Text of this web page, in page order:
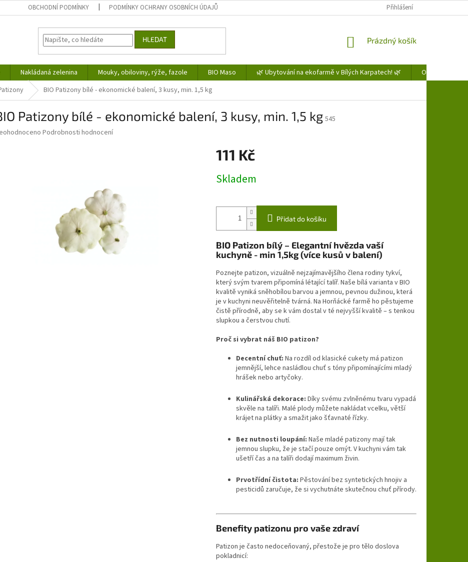
OBCHODNÍ PODMÍNKY PODMÍNKY OCHRANY OSOBNÍCH ÚDAJŮ Přihlášení
HLEDAT
NÁKUPNÍ
Prázdný košík
Nakládaná zelenina Mouky, obiloviny, rýže, fazole BIO Maso 🌿 Ubytování na ekofarmě v Bílých Karpatech! 🌿
Obchodní
BIO Patizony bílé - ekonomické balení, 3 kusy, min. 1,5 kg
Patizony bílé - ekonomické balení, 3 kusy, min. 1,5 kg 545
Podrobnosti hodnocení
111 Kč
cena:
Skladem
Přidat do košíku
BIO Patizon bílý – Elegantní hvězda vaší
kuchyně - min 1,5kg (více kusů v balení)
Poznejte patizon, vizuálně nejzajímavějšího člena rodiny tykví,
který svým tvarem připomíná létající talíř. Naše bílá varianta v BIO
kvalitě vyniká sněhobílou barvou a jemnou, pevnou dužinou, která
je v kuchyni neuvěřitelně tvárná. Na Horňácké farmě ho pěstujeme
čistě přírodně, aby se k vám dostal v té nejvyšší kvalitě – s tenkou
slupkou a čerstvou chutí.
Proč si vybrat náš BIO patizon?
Decentní chuť: Na rozdíl od klasické cukety má patizon
jemnější, lehce nasládlou chuť s tóny připomínajícími mladý
hrášek nebo artyčoky.
Kulinářská dekorace: Díky svému zvlněnému tvaru vypadá
skvěle na talíři. Malé plody můžete nakládat vcelku, větší
krájet na plátky a smažit jako šťavnaté řízky.
Bez nutnosti loupání: Naše mladé patizony mají tak
jemnou slupku, že je stačí pouze omýt. V kuchyni vám tak
ušetří čas a na talíři dodají maximum živin.
Prvotřídní čistota: Pěstování bez syntetických hnojiv a
pesticidů zaručuje, že si vychutnáte skutečnou chuť přírody.
Benefity patizonu pro vaše zdraví
Patizon je často nedoceňovaný, přestože je pro tělo doslova
pokladnicí: